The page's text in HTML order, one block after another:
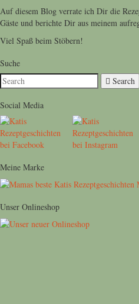
Auf diesem Blog verrate ich Dir die
Gäste und berichte Dir aus meinem
Viel Spaß beim Stöbern!
Suche
Search
Social Media
Meine Marke
Unser Onlineshop